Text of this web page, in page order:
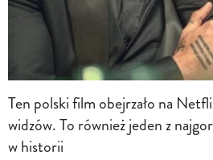
Ten polski film obejrzało na
widzów. To również jeden z
w historii